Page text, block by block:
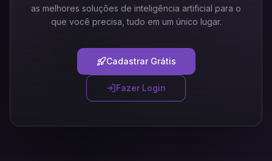
as melhores soluções de inteligência artificial para o
que você precisa, tudo em um único lugar.
Cadastrar Grátis
Fazer Login